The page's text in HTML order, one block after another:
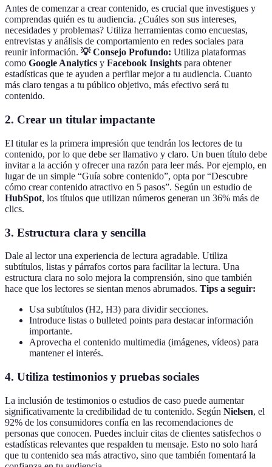
Antes de comenzar a crear contenido, es crucial que investigues y
comprendas quién es tu audiencia. ¿Cuáles son sus intereses,
necesidades y problemas? Utiliza herramientas como encuestas,
entrevistas y análisis de comportamiento en redes sociales para
reunir información. 💡 Consejo Profundo: Utiliza plataformas
como Google Analytics y Facebook Insights para obtener
estadísticas que te ayuden a perfilar mejor a tu audiencia. Cuanto
más claro tengas a tu público objetivo, más efectivo será tu
contenido.
2. Crear un titular impactante
El titular es la primera impresión que tendrán los lectores de tu
contenido, por lo que debe ser llamativo y claro. Un buen título debe
invitar a la acción y ofrecer una razón para leer más. Por ejemplo, en
lugar de un simple “Guía sobre contenido”, opta por “Descubre
cómo crear contenido atractivo en 5 pasos”. Según un estudio de
HubSpot, los títulos que utilizan números generan un 36% más de
clics.
3. Estructura clara y sencilla
Dale al lector una experiencia de lectura agradable. Utiliza
subtítulos, listas y párrafos cortos para facilitar la lectura. Una
estructura clara no solo mejora la comprensión, sino que también
hace que los lectores se sientan menos abrumados. Tips a seguir:
Usa subtítulos (H2, H3) para dividir secciones.
Introduce listas o bulleted points para destacar información
importante.
Aprovecha el contenido multimedia (imágenes, vídeos) para
mantener el interés.
4. Utiliza testimonios y pruebas sociales
La inclusión de testimonios o estudios de caso puede aumentar
significativamente la credibilidad de tu contenido. Según Nielsen, el
92% de los consumidores confía en las recomendaciones de
personas que conocen. Puedes incluir citas de clientes satisfechos o
estadísticas relevantes que respalden tu mensaje. Esto no solo hará
que tu contenido sea más atractivo, sino que también fomentará la